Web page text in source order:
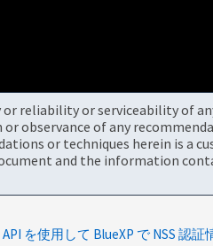
reliability or serviceability of
observance of any
or techniques herein is a
and the information